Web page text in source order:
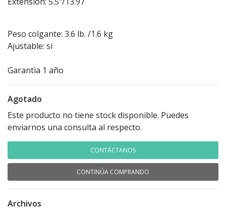
Peso colgante: 3.6 lb. /1.6 kg
Ajustable: si
Garantìa 1 año
Agotado
Este producto no tiene stock disponible. Puedes
enviarnos una consulta al respecto.
CONTÁCTANOS
CONTINÚA COMPRANDO
Archivos